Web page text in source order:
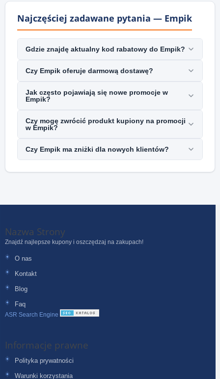
Najczęściej zadawane pytania — Empik
Gdzie znajdę aktualny kod rabatowy do Empik?
Czy Empik oferuje darmową dostawę?
Jak często pojawiają się nowe promocje w
Empik?
Czy mogę zwrócić produkt kupiony na promocji
w Empik?
Czy Empik ma zniżki dla nowych klientów?
Nazwa Strony
Znajdź najlepsze kupony i oszczędzaj na zakupach!
O nas
Kontakt
Blog
Faq
ASR Search Engine
Informacje prawne
Polityka prywatności
Warunki korzystania